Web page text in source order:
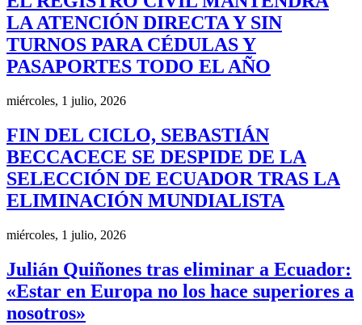
LA ATENCIÓN DIRECTA Y SIN
TURNOS PARA CÉDULAS Y
PASAPORTES TODO EL AÑO
miércoles, 1 julio, 2026
FIN DEL CICLO, SEBASTIÁN
BECCACECE SE DESPIDE DE LA
SELECCIÓN DE ECUADOR TRAS LA
ELIMINACIÓN MUNDIALISTA
miércoles, 1 julio, 2026
Julián Quiñones tras eliminar a Ecuador:
«Estar en Europa no los hace superiores a
nosotros»